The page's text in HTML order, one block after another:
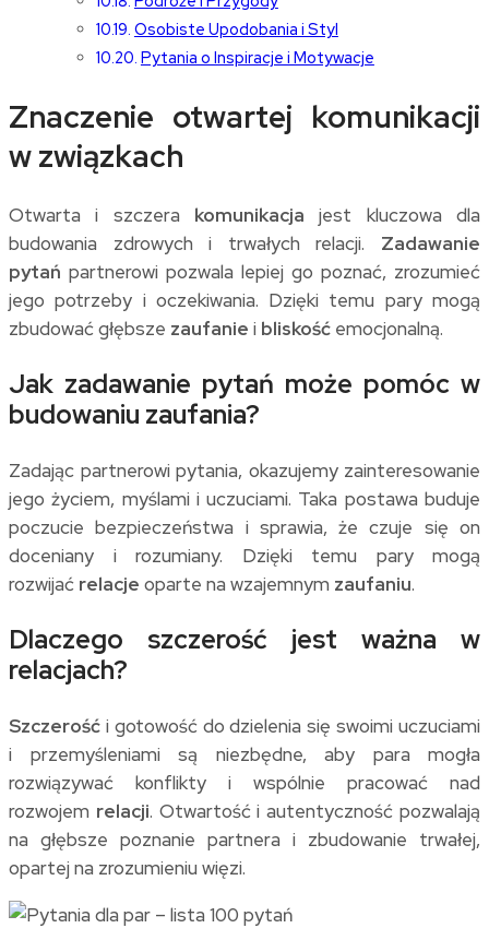
Osobiste Upodobania i Styl
Pytania o Inspiracje i Motywacje
Znaczenie otwartej komunikacji
w związkach
Otwarta i szczera komunikacja jest kluczowa dla
budowania zdrowych i trwałych relacji. Zadawanie
pytań partnerowi pozwala lepiej go poznać, zrozumieć
jego potrzeby i oczekiwania. Dzięki temu pary mogą
zbudować głębsze zaufanie i bliskość emocjonalną.
Jak zadawanie pytań może pomóc w
budowaniu zaufania?
Zadając partnerowi pytania, okazujemy zainteresowanie
jego życiem, myślami i uczuciami. Taka postawa buduje
poczucie bezpieczeństwa i sprawia, że czuje się on
doceniany i rozumiany. Dzięki temu pary mogą
rozwijać relacje oparte na wzajemnym zaufaniu.
Dlaczego szczerość jest ważna w
relacjach?
Szczerość i gotowość do dzielenia się swoimi uczuciami
i przemyśleniami są niezbędne, aby para mogła
rozwiązywać konflikty i wspólnie pracować nad
rozwojem relacji. Otwartość i autentyczność pozwalają
na głębsze poznanie partnera i zbudowanie trwałej,
opartej na zrozumieniu więzi.